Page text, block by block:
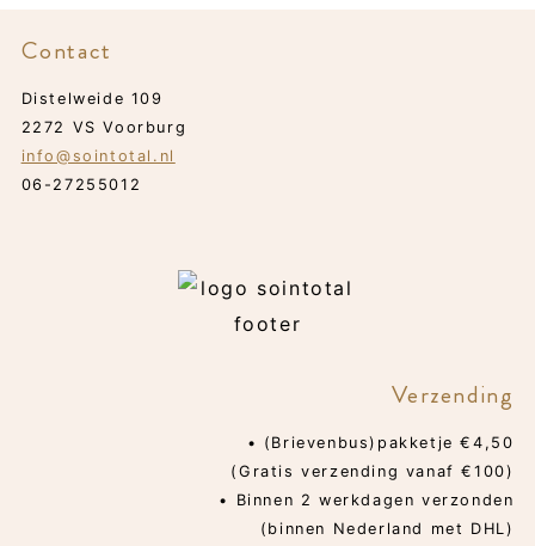
Contact
Distelweide 109
2272 VS Voorburg
info@sointotal.nl
06-27255012
Verzending
• (Brievenbus)pakketje €4,50
(Gratis verzending vanaf €100)
• Binnen 2 werkdagen verzonden
(binnen Nederland met DHL)